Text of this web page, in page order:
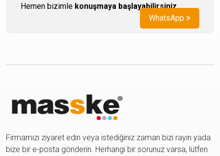
Hemen bizimle konuşmaya başlayabilirsiniz.
WhatsApp
Firmamızı ziyaret edin veya istediğiniz zaman bizi rayın yada
bize bir e-posta gönderin. Herhangi bir sorunuz varsa, lütfen